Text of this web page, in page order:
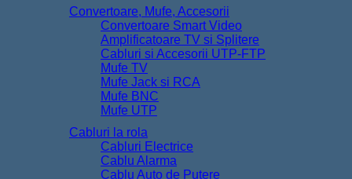
Convertoare, Mufe, Accesorii
Convertoare Smart Video
Amplificatoare TV si Splitere
Cabluri si Accesorii UTP-FTP
Mufe TV
Mufe Jack si RCA
Mufe BNC
Mufe UTP
Cabluri la rola
Cabluri Electrice
Cablu Alarma
Cablu Auto de Putere